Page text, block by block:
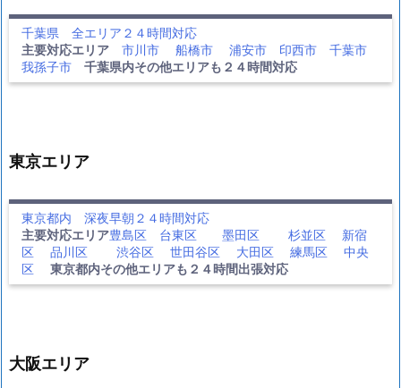
千葉県 全エリア２４時間対応
主要対応エリア
市川市 船橋市 浦安市 印西市
千葉市
我孫子市
千葉県内その他エリアも２４時間対応
東京エリア
東京都内 深夜早朝２４時間対応
主要対応エリア豊島区 台東区 墨田区 杉並区
新宿
区
品川区 渋谷区 世田谷区 大田区 練馬区
中央
区
東京都内その他エリアも２４時間出張対応
大阪エリア